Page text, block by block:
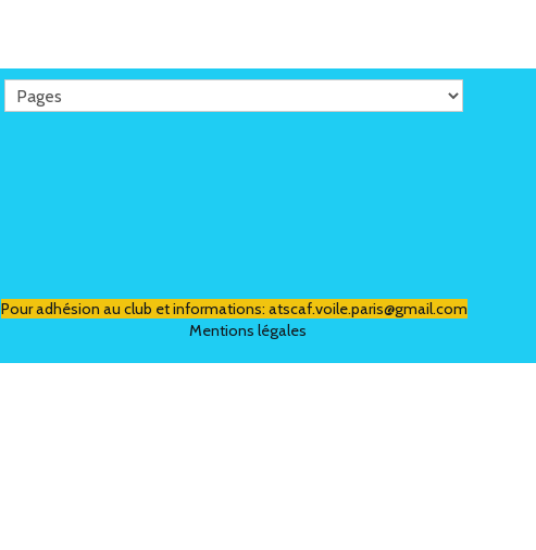
Pour adhésion au club et informations: atscaf.voile.paris@gmail.com
Mentions légales